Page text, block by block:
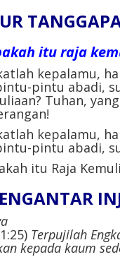
itu raja
kepalamu,
pintu abadi,
Tuhan,
kepalamu,
pintu abadi,
itu Raja
Terpujilah
kepada kaum